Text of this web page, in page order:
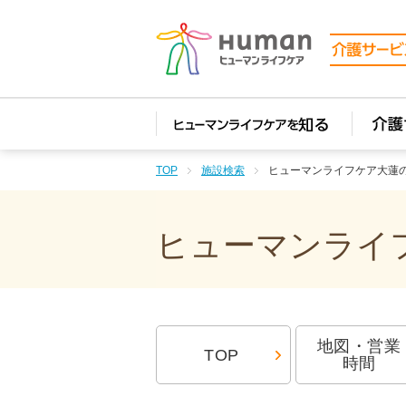
TOP 施設検索 ヒューマンライフケア大蓮
ヒューマンライ
TOP
地図・営業
時間